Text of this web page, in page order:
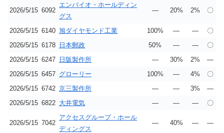
2026/5/15 6092
エンバイオ・ホールディン
グス
― 20% 2% 〇
2026/5/15 6140 旭ダイヤモンド工業 100% ― ―
〇
2026/5/15 6178 日本郵政 50% ― ―
〇
2026/5/15 6247 日阪製作所 ― 30% 2%
―
2026/5/15 6457 グローリー 100% ― 4%
〇
2026/5/15 6742 京三製作所 ― ― 3%
―
2026/5/15 6822 大井電気 ― ― ― 〇
2026/5/15 7042
アクセスグループ・ホール
ディングス
― 40% ― ―